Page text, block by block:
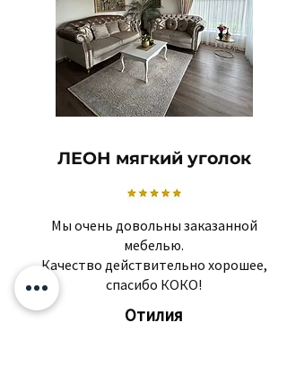
ЛЕОН мягкий уголок
Мы очень довольны заказанной
мебелью.
Качество действительно хорошее,
спасибо КОКО!
Отилия